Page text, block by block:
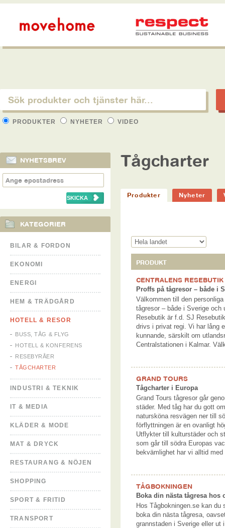
PRODUKTER NYHETER VIDEO
NYHETSBREV
KATEGORIER
BILAR & FORDON
EKONOMI
ENERGI
HEM & TRÄDGÅRD
HOTELL & RESOR
BUSS, TÅG & FLYG
HOTELL & KONFERENS
RESEBYRÅER
TÅGCHARTER
INDUSTRI & TEKNIK
IT & MEDIA
KLÄDER & MODE
MAT & DRYCK
RESTAURANG & NÖJEN
SHOPPING
SPORT & FRITID
TRANSPORT
Tågcharter
Produkter Nyheter
PRODUKT
CENTRALENS RESEBUTIK
Proffs på tågresor – både i
Välkommen till den
tågresor – både i Sverige och
Resebutik är f.d. SJ
drivs i privat regi. Vi har lång
kunnande, särskilt om
Centralstationen i Kalmar.
GRAND TOURS
Tågcharter i Europa
Grand Tours tågresor går
städer. Med tåg har du gott
natursköna resvägen ner till
förflyttningen är en ovanligt
Utflykter till kulturstäder och
som går till södra Europas
bekvämlighet har vi alltid
TÅGBOKNINGEN
Boka din nästa tågresa hos
Hos Tågbokningen.se kan
boka din nästa tågresa,
grannstaden i Sverige eller ut